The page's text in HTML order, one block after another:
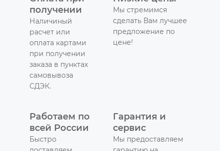
получении
Наличиный
расчет или
оплата картами
при получении
заказа в пунктах
самовывоза
СДЭК.
Мы стремимся
сделать Вам лучшее
предложение по
цене!
Работаем по
всей России
Быстро
Гарантия и
сервис
Мы предоставляем